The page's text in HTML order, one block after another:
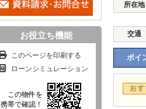
所在地
交通
ポイ
お役立ち機能
このページを印刷する
ローンシミュレーション
この物件を
携帯で確認！